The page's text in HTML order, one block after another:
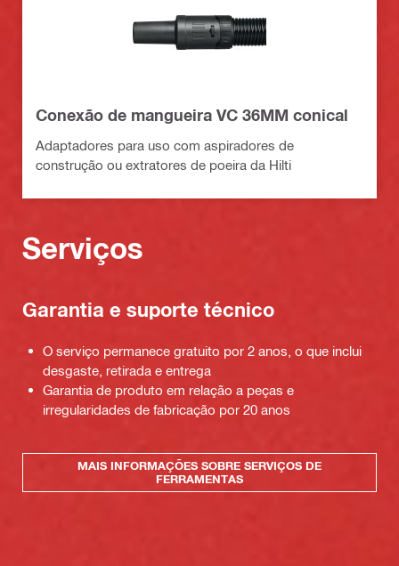
Conexão de mangueira VC 36MM conical
Adaptadores para uso com aspiradores de
construção ou extratores de poeira da Hilti
Serviços
Garantia e suporte técnico
O serviço permanece gratuito por 2 anos, o que inclui
desgaste, retirada e entrega
Garantia de produto em relação a peças e
irregularidades de fabricação por 20 anos
MAIS INFORMAÇÕES SOBRE SERVIÇOS DE
FERRAMENTAS